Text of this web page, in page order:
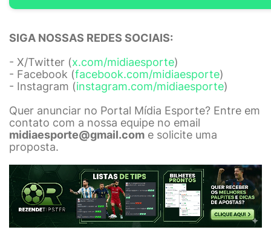
SIGA NOSSAS REDES SOCIAIS:
- X/Twitter (x.com/midiaesporte)
- Facebook (facebook.com/midiaesporte)
- Instagram (instagram.com/midiaesporte)
Quer anunciar no Portal Mídia Esporte? Entre em
contato com a nossa equipe no email
midiaesporte@gmail.com e solicite uma
proposta.